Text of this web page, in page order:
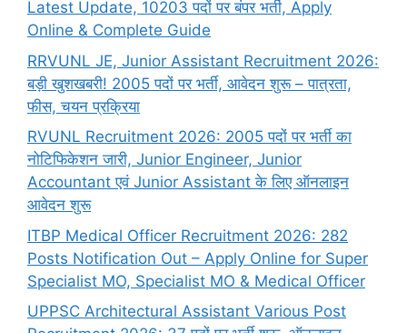
Latest Update, 10203 पदों पर बंपर भर्ती, Apply
Online & Complete Guide
RRVUNL JE, Junior Assistant Recruitment 2026:
बड़ी खुशखबरी! 2005 पदों पर भर्ती, आवेदन शुरू – पात्रता,
फीस, चयन प्रक्रिया
RVUNL Recruitment 2026: 2005 पदों पर भर्ती का
नोटिफिकेशन जारी, Junior Engineer, Junior
Accountant एवं Junior Assistant के लिए ऑनलाइन
आवेदन शुरू
ITBP Medical Officer Recruitment 2026: 282
Posts Notification Out – Apply Online for Super
Specialist MO, Specialist MO & Medical Officer
UPPSC Architectural Assistant Various Post